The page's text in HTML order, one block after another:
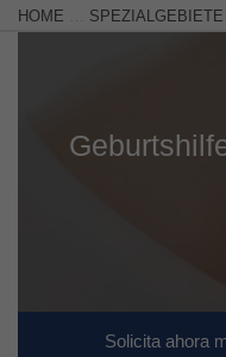
HOME SPEZIALGEBIETE
Solicita ahora